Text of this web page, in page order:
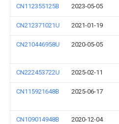
CN112355125B 2023-05-05
CN212371021U 2021-01-19
CN210446958U 2020-05-05
CN222453722U 2025-02-11
CN115921648B 2025-06-17
CN109014948B 2020-12-04